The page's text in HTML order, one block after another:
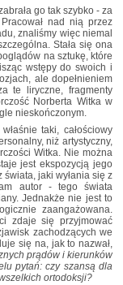
go tak szybko - za
nad nią przez
znaliśmy więc niemal
Stała się ona
na sztukę, które
wstępy do swoich i
ale dopełnieniem
te liryczne, fragmenty
Norberta Witka w
nieskończonym.
taki, całościowy
niż artystyczny,
Witka. Nie można
jest ekspozycją jego
świata, jaki wyłania się z
autor - tego świata
Jednakże nie jest to
zaangażowana.
zdaje się przyjmować
zachodzących we
się na, jak to nazwał,
prądów i kierunków
pytań: czy szansą dla
ortodoksji?